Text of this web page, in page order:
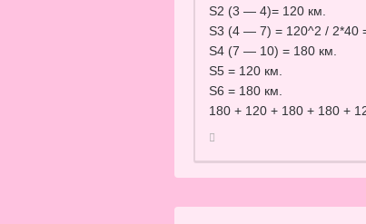
S2 (3 — 4)= 120 км.
S3 (4 — 7) = 120^2 / 2*40
S4 (7 — 10) = 180 км.
S5 = 120 км.
S6 = 180 км.
180 + 120 + 180 + 180 +